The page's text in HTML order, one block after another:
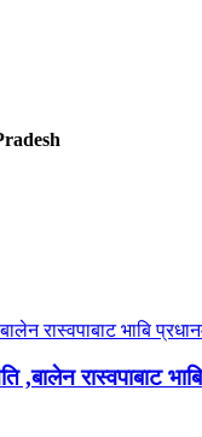
,बालेन रास्वपाबाट